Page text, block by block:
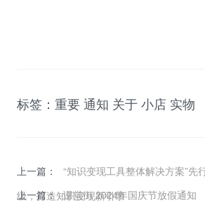
标签：重要 通知 关于 小店 实物
上一篇：
“知识变现工具整体解决方案”先
级，打造知识变现新引擎
上一篇： 课堂街 2024年国庆节放假通知